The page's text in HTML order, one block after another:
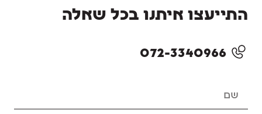
התייעצו איתנו בכל שאלה
072-3340966